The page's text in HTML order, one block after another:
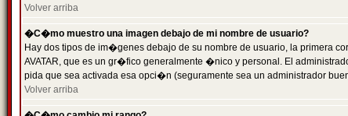
Volver arriba
�C�mo muestro una imagen debajo de mi nombre de usuario?
Hay dos tipos de im�genes debajo de su nombre de usuario, la primera
AVATAR, que es un gr�fico generalmente �nico y personal. El
pida que sea activada esa opci�n (seguramente sea un administrador
Volver arriba